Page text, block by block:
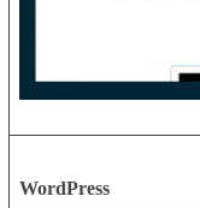
WordPress